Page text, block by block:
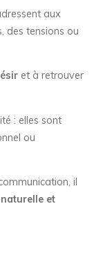
aux
des tensions ou
et à retrouver
: elles sont
ou
il
et